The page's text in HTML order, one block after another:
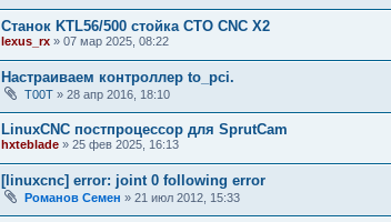
Станок KTL56/500 стойка CTO CNC X2
lexus_rx » 07 мар 2025, 08:22
Настраиваем контроллер to_pci.
T00T » 28 апр 2016, 18:10
LinuxCNC постпроцессор для SprutCam
hxteblade » 25 фев 2025, 16:13
[linuxcnc] error: joint 0 following error
Романов Семен » 21 июл 2012, 15:33